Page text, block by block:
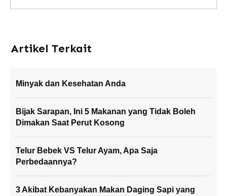
Artikel Terkait
Minyak dan Kesehatan Anda
Bijak Sarapan, Ini 5 Makanan yang Tidak Boleh
Dimakan Saat Perut Kosong
Telur Bebek VS Telur Ayam, Apa Saja
Perbedaannya?
3 Akibat Kebanyakan Makan Daging Sapi yang